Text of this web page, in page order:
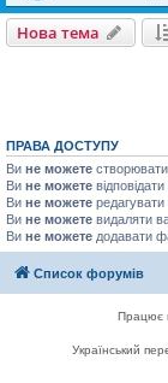
Нова тема
ПРАВА ДОСТУПУ
Ви не можете
Ви не можете
Ви не можете
Ви не можете видаляти
Ви не можете додавати
Список форумів
Працює
Український